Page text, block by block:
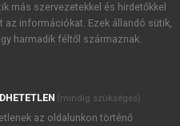
akcióiról.
Kiadó Zrt. újdonságairól,
foglaltakat tudomásul
más szervezetekkel és hirdetőkkel
az információkat. Ezek állandó sütik,
harmadik féltől származnak.
(mindig szükséges)
az oldalunkon történő